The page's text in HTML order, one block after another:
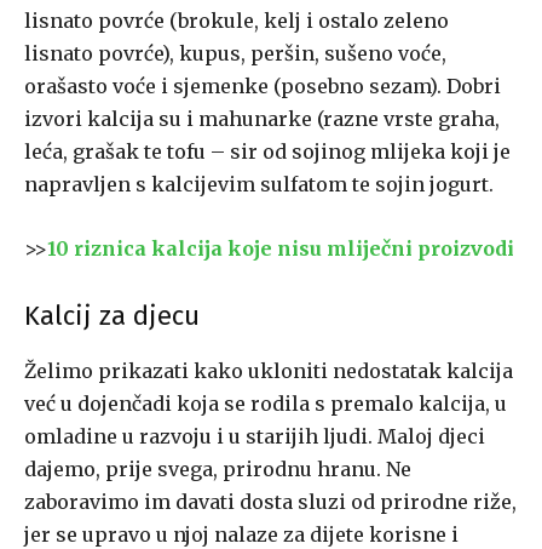
lisnato povrće (brokule, kelj i ostalo zeleno
lisnato povrće), kupus, peršin, sušeno voće,
orašasto voće i sjemenke (posebno sezam). Dobri
izvori kalcija su i mahunarke (razne vrste graha,
leća, grašak te tofu – sir od sojinog mlijeka koji je
napravljen s kalcijevim sulfatom te sojin jogurt.
>>10 riznica kalcija koje nisu mliječni proizvodi
Kalcij za djecu
Želimo prikazati kako ukloniti nedostatak kalcija
već u dojenčadi koja se rodila s premalo kalcija, u
omladine u razvoju i u starijih ljudi. Maloj djeci
dajemo, prije svega, prirodnu hranu. Ne
zaboravimo im davati dosta sluzi od prirodne riže,
jer se upravo u njoj nalaze za dijete korisne i